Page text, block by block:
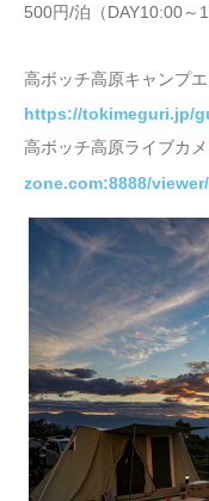
500円/泊（DAY10:00～
高ボッチ高原キャンプ
https://tokimeguri.jp/
高ボッチ高原ライブカメ
zone.com:8888/